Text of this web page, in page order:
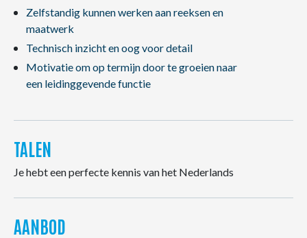
Zelfstandig kunnen werken aan reeksen en
maatwerk
Technisch inzicht en oog voor detail
Motivatie om op termijn door te groeien naar
een leidinggevende functie
TALEN
Je hebt een perfecte kennis van het Nederlands
AANBOD